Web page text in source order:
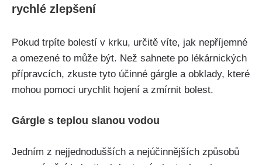
rychlé ‍zlepšení
Pokud ⁣trpíte bolestí v krku, určitě víte, jak‌ nepříjemné​
a omezené to může být. Než sahnete po⁤ lékárnických
přípravcích, zkuste‌ tyto účinné gárgle‍ a obklady, které
mohou pomoci‌ urychlit ‍hojení​ a ‍zmírnit bolest.
Gárgle‌ s teplou‌ slanou vodou
Jedním z‍ nejjednodušších a nejúčinnějších způsobů